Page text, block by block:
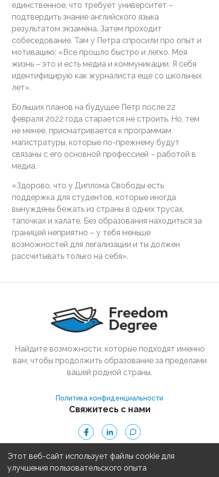
единственное, что требует университет –
подтвердить знание английского языка
результатом экзамена. Затем проходит
собеседование. Там у Петра спросили про опыт и
мотивацию: «Все прошло быстро и легко. Моя
жизнь – это и есть медиа и коммуникации. Я себя
идентифицирую как журналиста еще со школьных
лет».
Больших планов на будущее Петр после 22
февраля 2022 года старается не строить. Но, тем
не менее, присматривается к программам
магистратуры, которые по-прежнему будут
связаны с его основной профессией – работой в
медиа.
«Здорово, что у Диплома Свободы есть
поддержка для студентов, которые иногда
вынуждены бежать из страны в одних трусах,
тапочках и халате. Без образования находиться за
границей неприятно – у тебя меньше
возможностей для легализации и ты должен
рассчитывать только на себя».
Найдите возможности, которые подходят именно
вам, чтобы продолжить образование за пределами
вашей родной страны.
Политика конфиденциальности
Свяжитесь с нами
© 2025 Freedom Degree
Этот веб-сайт использует файлы cookie для
улучшения пользовательского опыта